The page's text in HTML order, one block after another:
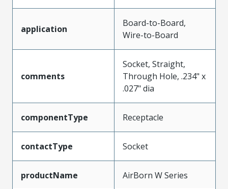
application
Board-to-Board,
Wire-to-Board
comments
Socket, Straight,
Through Hole, .234" x
.027" dia
componentType Receptacle
contactType Socket
productName AirBorn W Series